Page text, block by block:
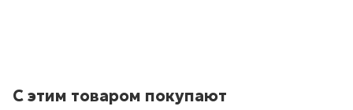
С этим товаром покупают